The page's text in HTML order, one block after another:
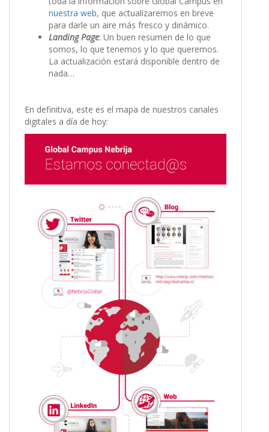
nuestra web, que actualizaremos en breve
para darle un aire más fresco y dinámico.
Landing Page: Un buen resumen de lo que
somos, lo que tenemos y lo que queremos.
La actualización estará disponible dentro de
nada…
En definitiva, este es el mapa de nuestros canales
digitales a día de hoy: